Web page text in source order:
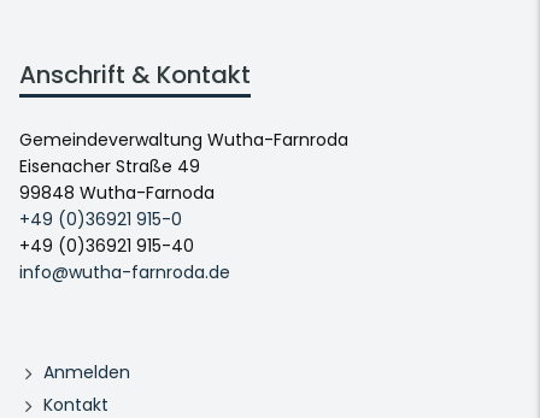
Anschrift & Kontakt
Gemeindeverwaltung Wutha-Farnroda
Eisenacher Straße 49
99848 Wutha-Farnoda
+49 (0)36921 915-0
+49 (0)36921 915-40
info@wutha-farnroda.de
Anmelden
Kontakt